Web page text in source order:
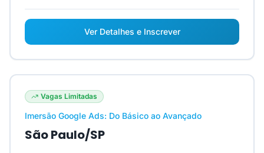
Ver Detalhes e Inscrever
Vagas Limitadas
Imersão Google Ads: Do Básico ao Avançado
São Paulo/SP